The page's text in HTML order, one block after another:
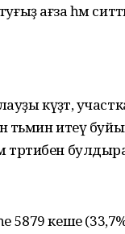
ағза һәм
күҙәтә,
итеү
5879 кеше